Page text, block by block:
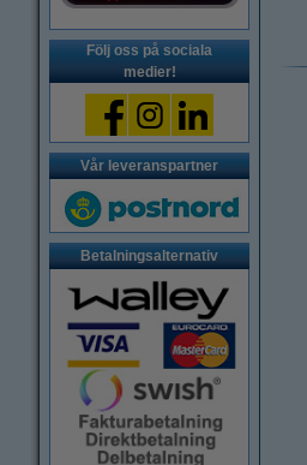
Följ oss på sociala
medier!
Vår leveranspartner
Betalningsalternativ